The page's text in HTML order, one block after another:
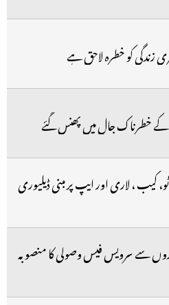
کو خطرہ لاحق ہے
خطرناک جال میں پھنس گئے
کیب ، لاری اور ایپ پر مبنی ڈیلیوری
سے سرویس فیس وصولی کا منصوبہ